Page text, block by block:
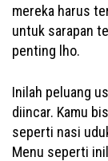
mereka harus
untuk sarapan
penting lho.
Inilah peluang
diincar. Kamu
seperti nasi
Menu seperti